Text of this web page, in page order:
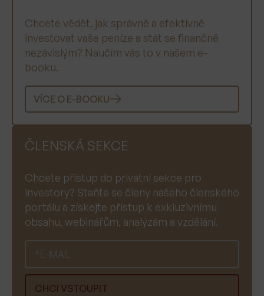
Chcete vědět, jak správně a efektivně
investovat vaše peníze a stát se finančně
nezávislým? Naučím vás to v našem e-
booku.
VÍCE O E-BOOKU
ČLENSKÁ SEKCE
Chcete přístup do privátní sekce pro
investory? Staňte se členy našeho členského
portálu a získejte přístup k exkluzivnímu
obsahu, webinářům, analýzám a vzdělání.